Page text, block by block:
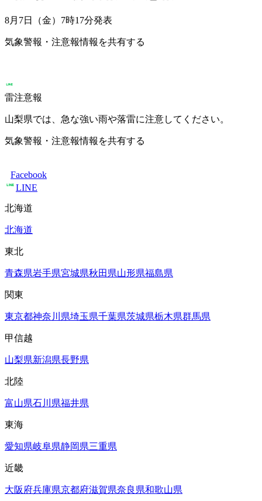
8月7日（金）7時17分発表
気象警報・注意報情報を共有する
雷注意報
山梨県では、急な強い雨や落雷に注意してください。
気象警報・注意報情報を共有する
Facebook
LINE
北海道
北海道
東北
青森県岩手県宮城県秋田県山形県福島県
関東
東京都神奈川県埼玉県千葉県茨城県栃木県群馬県
甲信越
山梨県新潟県長野県
北陸
富山県石川県福井県
東海
愛知県岐阜県静岡県三重県
近畿
大阪府兵庫県京都府滋賀県奈良県和歌山県